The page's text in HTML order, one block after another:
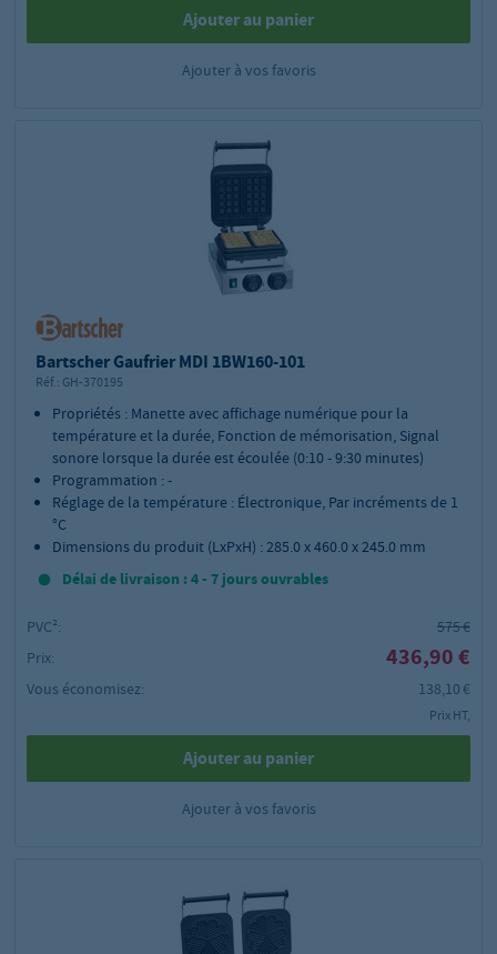
Ajouter au panier
Ajouter à vos favoris
Bartscher Gaufrier MDI 1BW160-101
Réf.: GH-370195
Propriétés : Manette avec affichage numérique pour la
température et la durée, Fonction de mémorisation, Signal
sonore lorsque la durée est écoulée (0:10 - 9:30 minutes)
Programmation : -
Réglage de la température : Électronique, Par incréments de 1
°C
Dimensions du produit (LxPxH) : 285.0 x 460.0 x 245.0 mm
Délai de livraison : 4 - 7 jours ouvrables
PVC²:
575 €
Prix:
436,90 €
Vous économisez: 138,10 €
Prix HT,
Ajouter au panier
Ajouter à vos favoris